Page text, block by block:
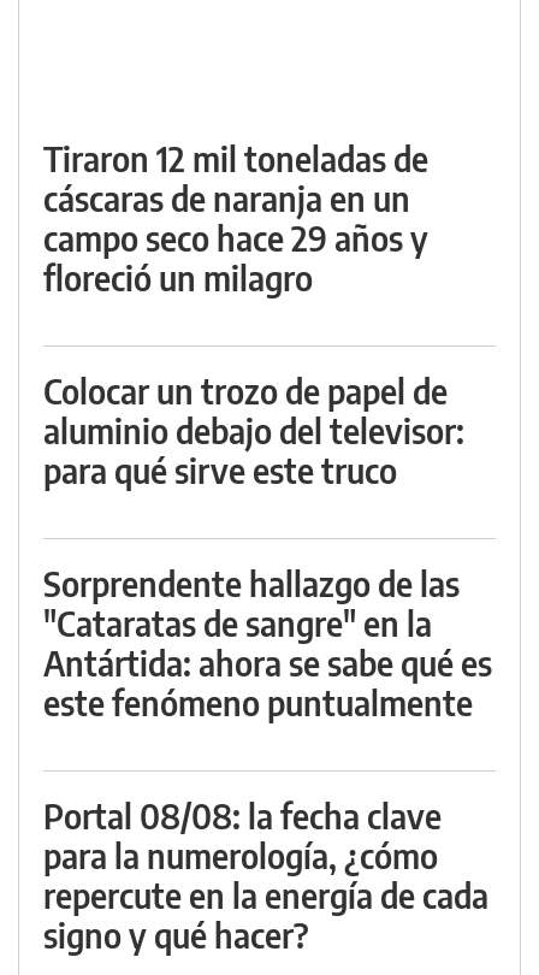
Tiraron 12 mil toneladas de
cáscaras de naranja en un
campo seco hace 29 años y
floreció un milagro
Colocar un trozo de papel de
aluminio debajo del televisor:
para qué sirve este truco
Sorprendente hallazgo de las
"Cataratas de sangre" en la
Antártida: ahora se sabe qué es
este fenómeno puntualmente
Portal 08/08: la fecha clave
para la numerología, ¿cómo
repercute en la energía de cada
signo y qué hacer?